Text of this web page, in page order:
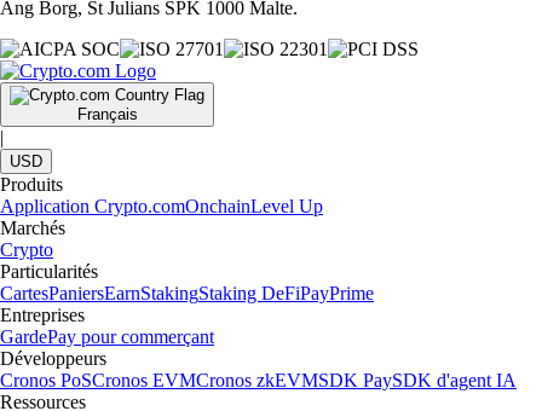
Ang Borg, St Julians SPK 1000 Malte.
Français
|
USD
Produits
Application Crypto.comOnchainLevel Up
Marchés
Crypto
Particularités
CartesPaniersEarnStakingStaking DeFiPayPrime
Entreprises
GardePay pour commerçant
Développeurs
Cronos PoSCronos EVMCronos zkEVMSDK PaySDK d'agent IA
Ressources